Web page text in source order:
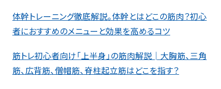
体幹トレーニング徹底解説。体幹とはどこの筋肉？初心
者におすすめのメニューと効果を高めるコツ
筋トレ初心者向け「上半身」の筋肉解説│大胸筋、三角
筋、広背筋、僧帽筋、脊柱起立筋はどこを指す？